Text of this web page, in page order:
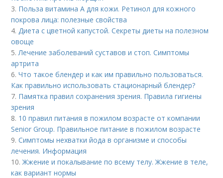
3. Польза витамина А для кожи. Ретинол для кожного
покрова лица: полезные свойства
4.Диета с цветной капустой. Секреты диеты на полезном
овоще
5.Лечение заболеваний суставов и стоп. Симптомы
артрита
6.Что такое блендер и как им правильно пользоваться.
Как правильно использовать стационарный блендер?
7. Памятка правил сохранения зрения. Правила гигиены
зрения
8. 10 правил питания в пожилом возрасте от компании
Senior Group. Правильное питание в пожилом возрасте
9.Симптомы нехватки йода в организме и способы
лечения. Информация
10.Жжение и покалывание по всему телу. Жжение в теле,
как вариант нормы